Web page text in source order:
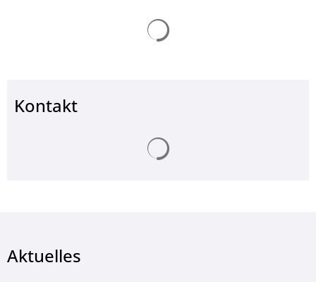
Kontakt
Aktuelles